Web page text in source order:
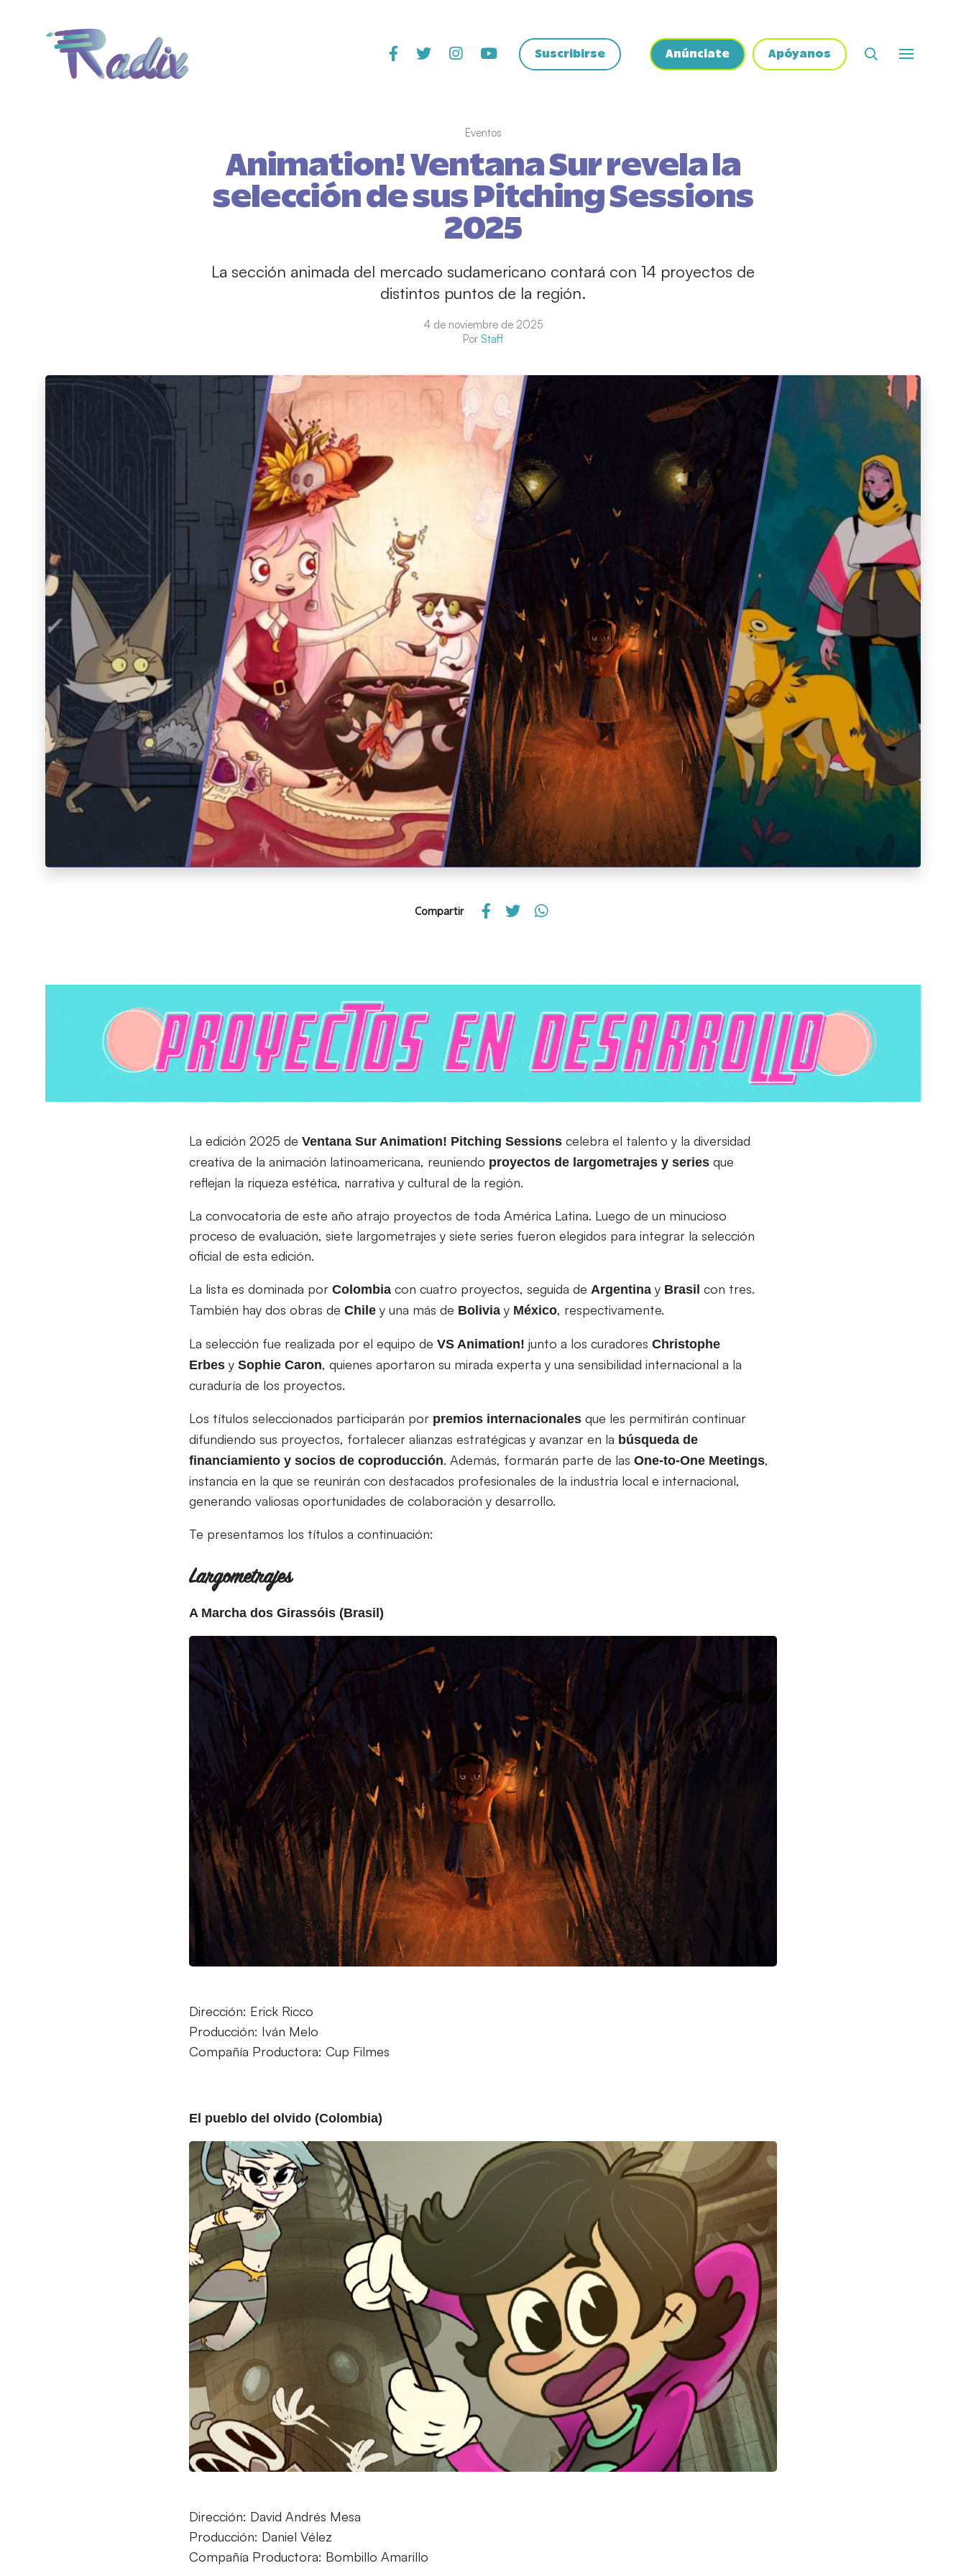
Suscribirse Anúnciate Apóyanos
Eventos
Animation! Ventana Sur revela la
selección de sus Pitching Sessions
2025
La sección animada del mercado sudamericano contará con 14 proyectos de
distintos puntos de la región.
4 de noviembre de 2025
Por Staff
Compartir
La edición 2025 de Ventana Sur Animation! Pitching Sessions celebra el talento y la diversidad
creativa de la animación latinoamericana, reuniendo proyectos de largometrajes y series que
reflejan la riqueza estética, narrativa y cultural de la región.
La convocatoria de este año atrajo proyectos de toda América Latina. Luego de un minucioso
proceso de evaluación, siete largometrajes y siete series fueron elegidos para integrar la selección
oficial de esta edición.
La lista es dominada por Colombia con cuatro proyectos, seguida de Argentina y Brasil con tres.
También hay dos obras de Chile y una más de Bolivia y México, respectivamente.
La selección fue realizada por el equipo de VS Animation! junto a los curadores Christophe
Erbes y Sophie Caron, quienes aportaron su mirada experta y una sensibilidad internacional a la
curaduría de los proyectos.
Los títulos seleccionados participarán por premios internacionales que les permitirán continuar
difundiendo sus proyectos, fortalecer alianzas estratégicas y avanzar en la búsqueda de
financiamiento y socios de coproducción. Además, formarán parte de las One-to-One Meetings,
instancia en la que se reunirán con destacados profesionales de la industria local e internacional,
generando valiosas oportunidades de colaboración y desarrollo.
Te presentamos los títulos a continuación:
Largometrajes
A Marcha dos Girassóis (Brasil)
Dirección: Erick Ricco
Producción: Iván Melo
Compañía Productora: Cup Filmes
El pueblo del olvido (Colombia)
Dirección: David Andrés Mesa
Producción: Daniel Vélez
Compañía Productora: Bombillo Amarillo